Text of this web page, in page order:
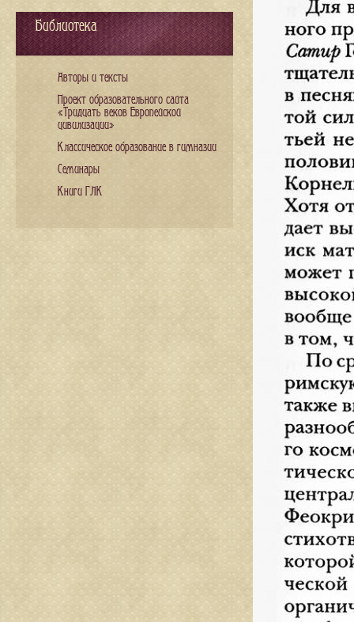
Библиотека
Авторы и тексты
Проект образовательного сайта
«Тридцать веков Европейской
цивилизации»
Классическое образование в гимназии
Семинары
Книги ГЛК